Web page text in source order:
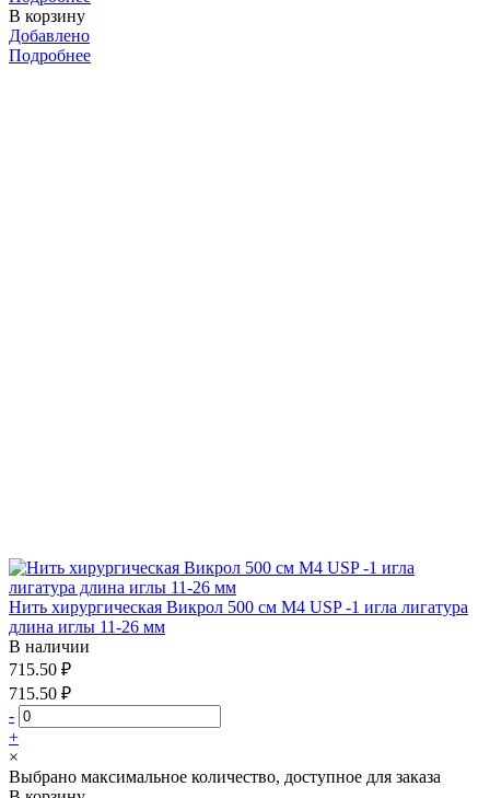
В корзину
Добавлено
Подробнее
Нить хирургическая Викрол 500 см М4 USP -1 игла лигатура
длина иглы 11-26 мм
В наличии
715.50 ₽
715.50 ₽
-
+
×
Выбрано максимальное количество, доступное для заказа